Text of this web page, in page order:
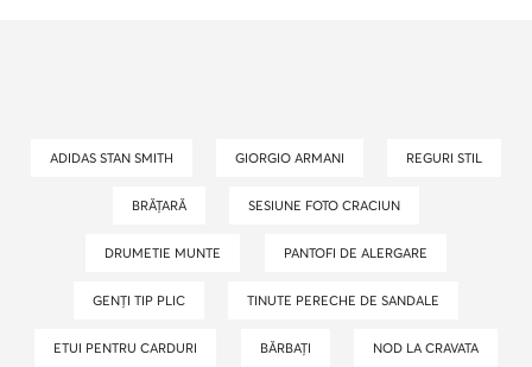
ADIDAS STAN SMITH GIORGIO ARMANI REGURI STIL
BRĂȚARĂ SESIUNE FOTO CRACIUN
DRUMETIE MUNTE PANTOFI DE ALERGARE
GENȚI TIP PLIC TINUTE PERECHE DE SANDALE
ETUI PENTRU CARDURI BĂRBAȚI NOD LA CRAVATA